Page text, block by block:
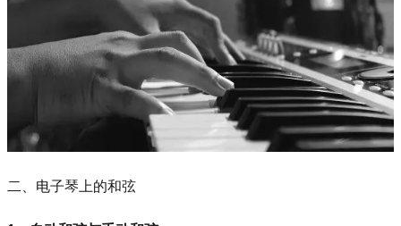
二、电子琴上的和弦